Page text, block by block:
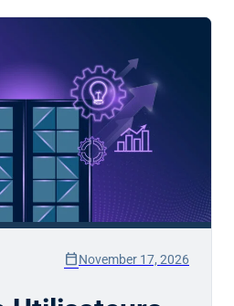
calendar_todayNovember 17, 2026